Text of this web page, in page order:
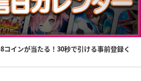
インが当たる！30秒で引ける事前登録く